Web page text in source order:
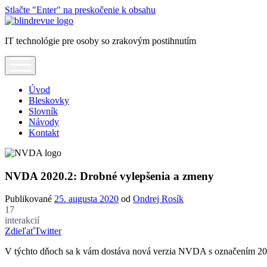
Stlačte "Enter" na preskočenie k obsahu
Blindrevue
IT technológie pre osoby so zrakovým postihnutím
Úvod
Bleskovky
Slovník
Návody
Kontakt
NVDA 2020.2: Drobné vylepšenia a zmeny
Publikované 25. augusta 2020 od Ondrej Rosík
17
interakcií
ZdieľaťTwitter
V týchto dňoch sa k vám dostáva nová verzia NVDA s označením